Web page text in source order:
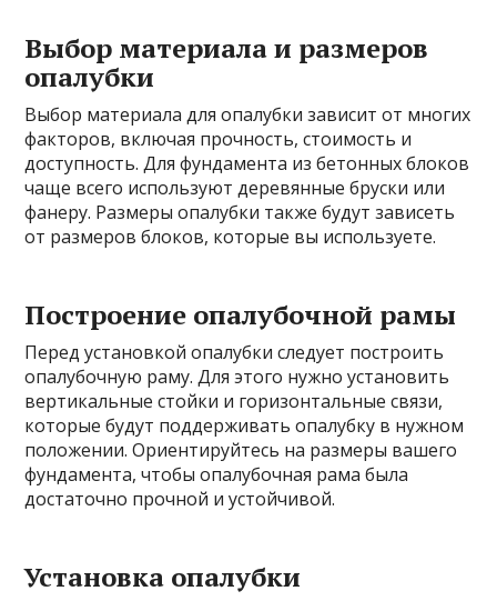
Выбор материала и размеров
опалубки
Выбор материала для опалубки зависит от многих
факторов, включая прочность, стоимость и
доступность. Для фундамента из бетонных блоков
чаще всего используют деревянные бруски или
фанеру. Размеры опалубки также будут зависеть
от размеров блоков, которые вы используете.
Построение опалубочной рамы
Перед установкой опалубки следует построить
опалубочную раму. Для этого нужно установить
вертикальные стойки и горизонтальные связи,
которые будут поддерживать опалубку в нужном
положении. Ориентируйтесь на размеры вашего
фундамента, чтобы опалубочная рама была
достаточно прочной и устойчивой.
Установка опалубки